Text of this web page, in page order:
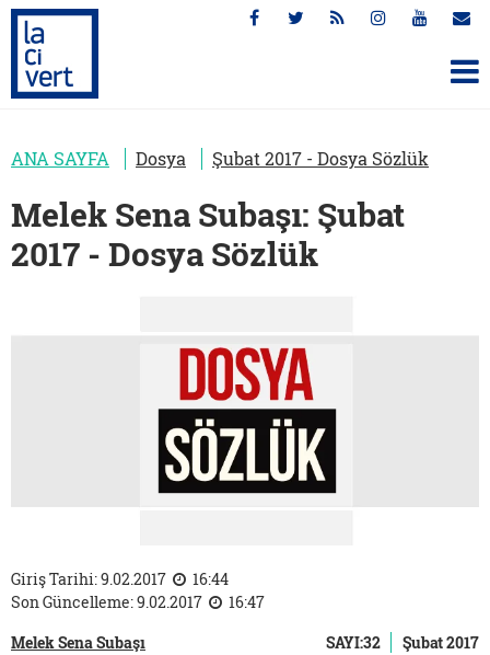
ANA SAYFA Dosya Şubat 2017 - Dosya Sözlük
Melek Sena Subaşı: Şubat
2017 - Dosya Sözlük
Giriş Tarihi: 9.02.2017
16:44
Son Güncelleme: 9.02.2017
16:47
Melek Sena Subaşı
SAYI:32 Şubat 2017